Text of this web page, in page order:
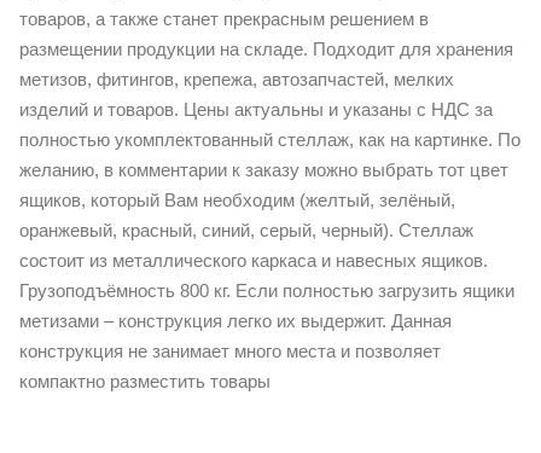
товаров, а также станет прекрасным решением в
размещении продукции на складе. Подходит для хранения
метизов, фитингов, крепежа, автозапчастей, мелких
изделий и товаров. Цены актуальны и указаны с НДС за
полностью укомплектованный стеллаж, как на картинке. По
желанию, в комментарии к заказу можно выбрать тот цвет
ящиков, который Вам необходим (желтый, зелёный,
оранжевый, красный, синий, серый, черный). Стеллаж
состоит из металлического каркаса и навесных ящиков.
Грузоподъёмность 800 кг. Если полностью загрузить ящики
метизами – конструкция легко их выдержит. Данная
конструкция не занимает много места и позволяет
компактно разместить товары